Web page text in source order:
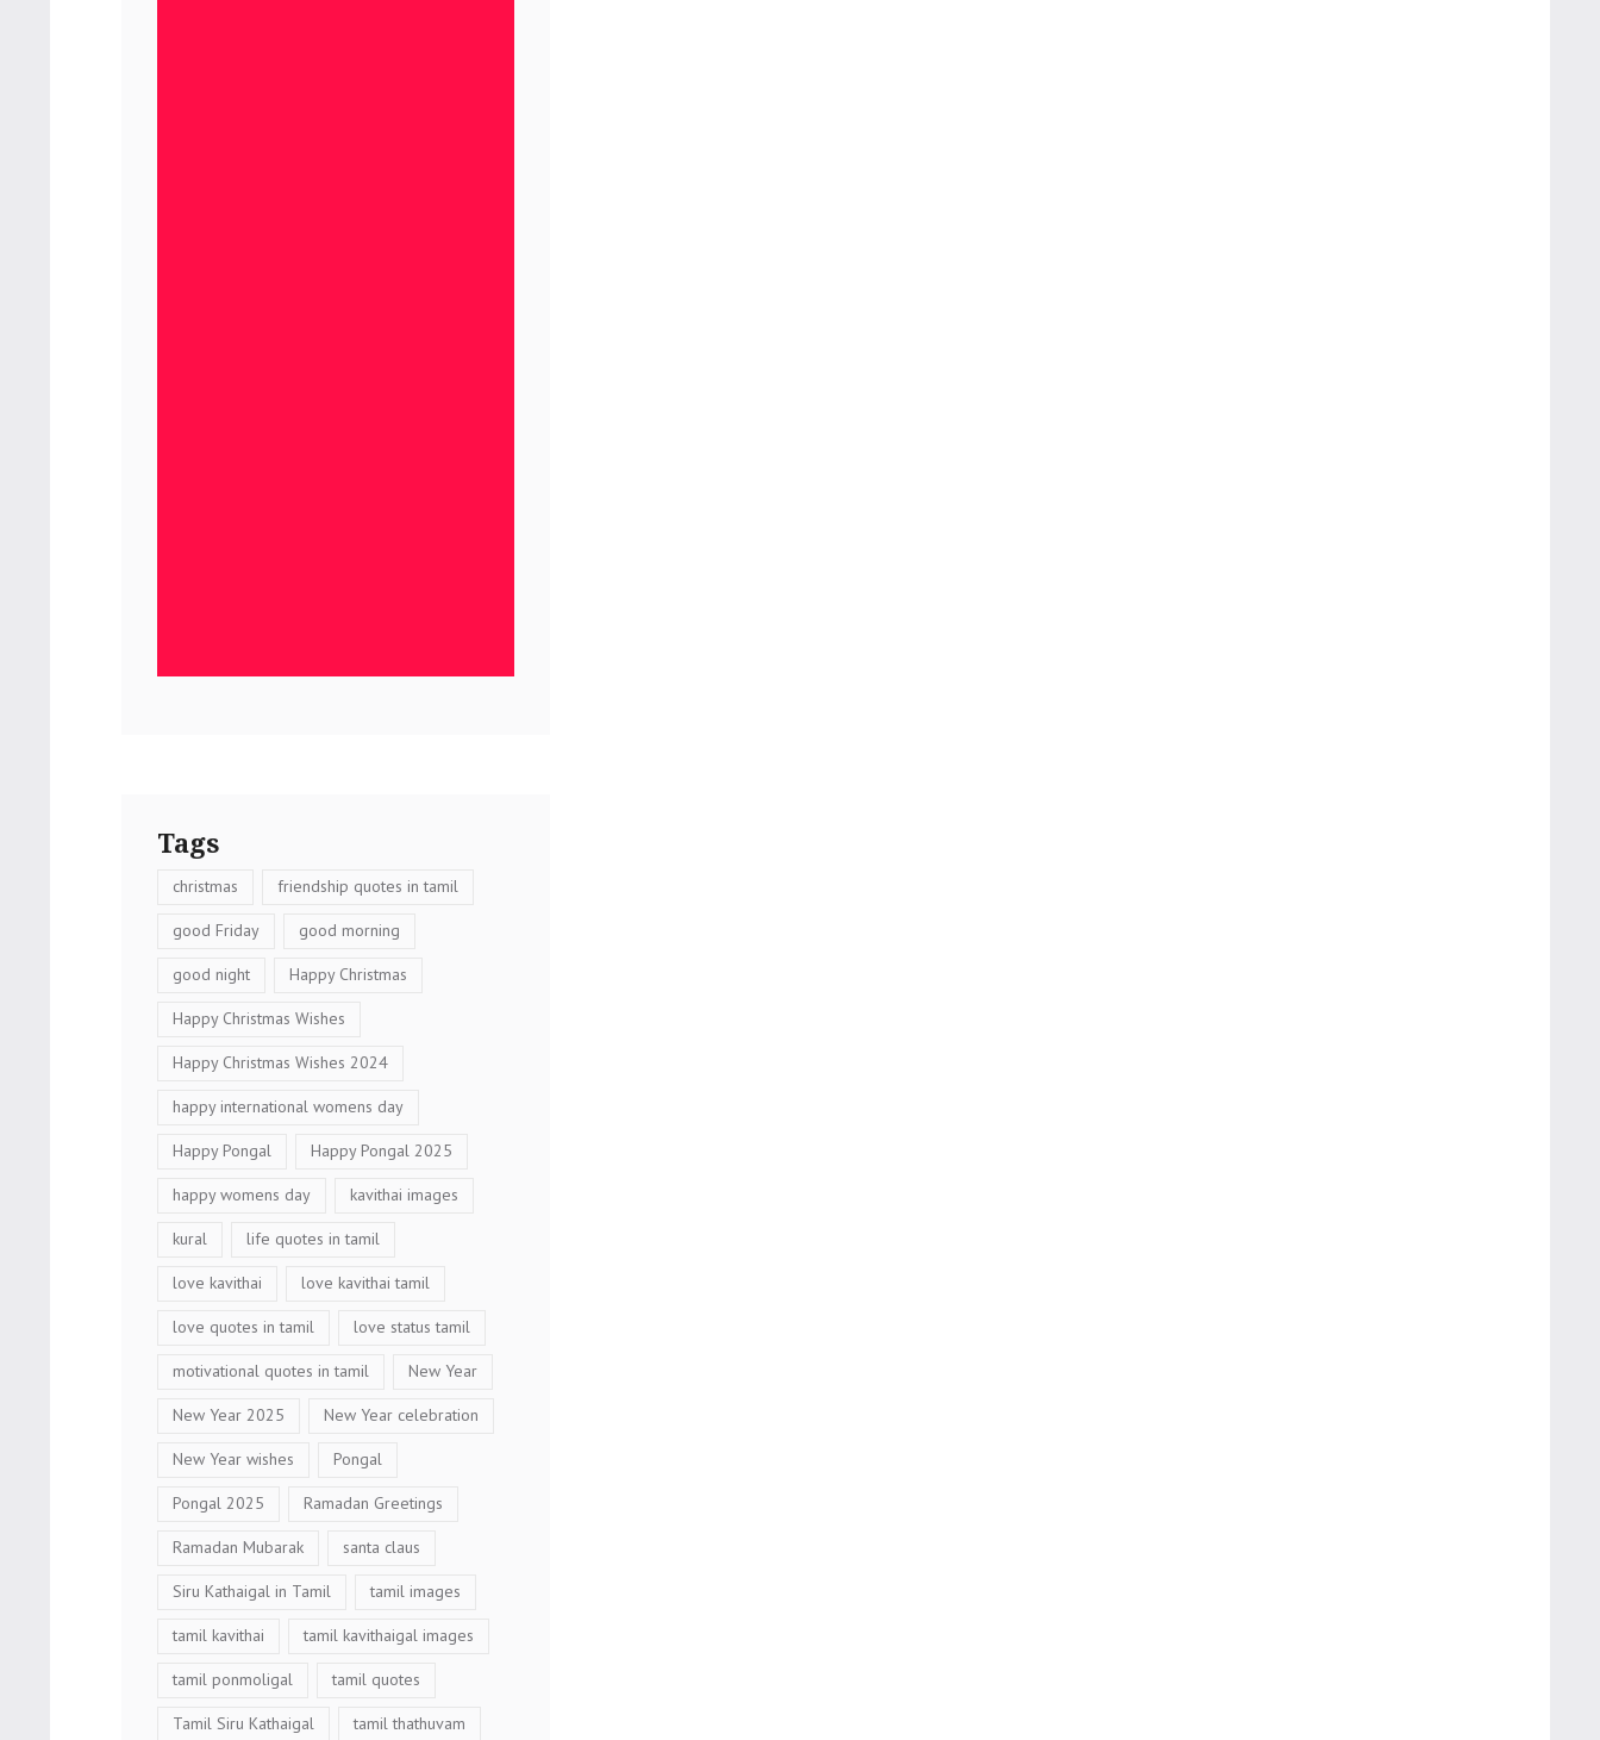
Tags
christmas friendship quotes in tamil
good Friday good morning
good night Happy Christmas
Happy Christmas Wishes
Happy Christmas Wishes 2024
happy international womens day
Happy Pongal Happy Pongal 2025
happy womens day kavithai images
kural life quotes in tamil
love kavithai love kavithai tamil
love quotes in tamil love status tamil
motivational quotes in tamil New Year
New Year 2025 New Year celebration
New Year wishes Pongal
Pongal 2025 Ramadan Greetings
Ramadan Mubarak santa claus
Siru Kathaigal in Tamil tamil images
tamil kavithai tamil kavithaigal images
tamil ponmoligal tamil quotes
Tamil Siru Kathaigal tamil thathuvam